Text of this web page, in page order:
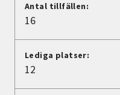
Lyssna
Antal tillfällen:
16
Lediga platser:
12